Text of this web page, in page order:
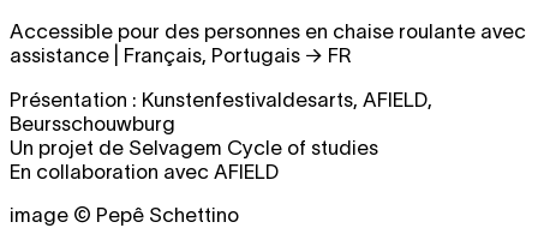
Accessible pour des personnes en chaise roulante avec
assistance | Français, Portugais → FR
Présentation : Kunstenfestivaldesarts, AFIELD,
Beursschouwburg
Un projet de Selvagem Cycle of studies
En collaboration avec AFIELD
image © Pepê Schettino